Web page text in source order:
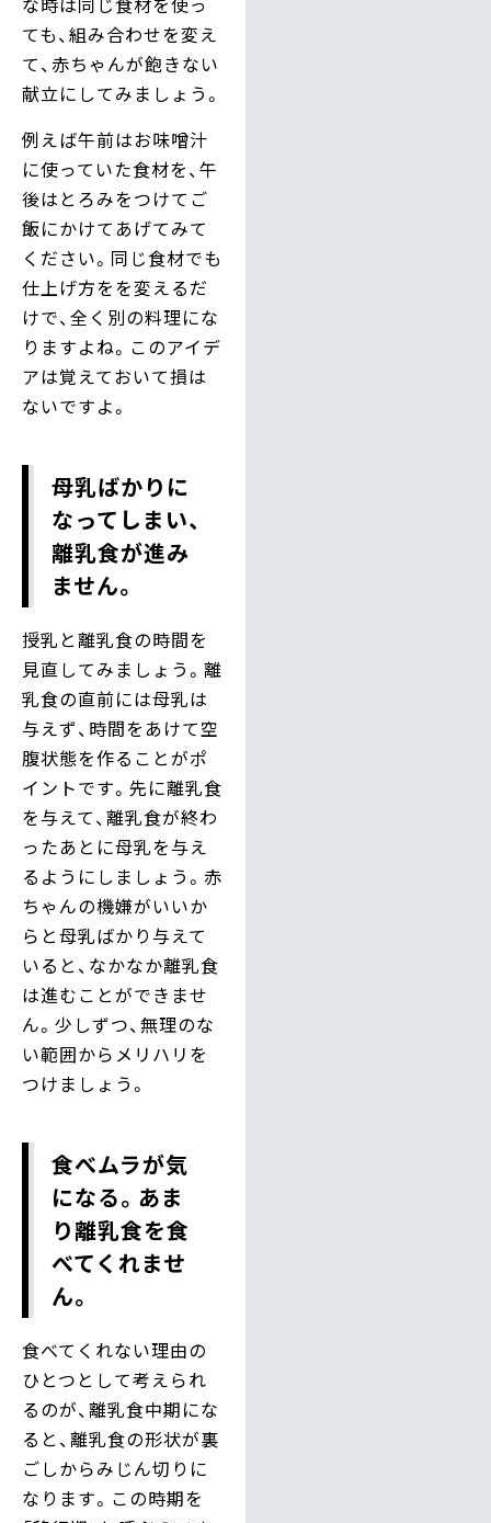
ても、組み合わせを変え
て、赤ちゃんが飽きない
献立にしてみましょう。
例えば午前はお味噌汁
に使っていた食材を、午
後はとろみをつけてご
飯にかけてあげてみて
ください。同じ食材でも
仕上げ方をを変えるだ
けで、全く別の料理にな
りますよね。このアイデ
アは覚えておいて損は
ないですよ。
母乳ばかりに
なってしまい、
離乳食が進み
ません。
授乳と離乳食の時間を
見直してみましょう。離
乳食の直前には母乳は
与えず、時間をあけて空
腹状態を作ることがポ
イントです。先に離乳食
を与えて、離乳食が終わ
ったあとに母乳を与え
るようにしましょう。赤
ちゃんの機嫌がいいか
らと母乳ばかり与えて
いると、なかなか離乳食
は進むことができませ
ん。少しずつ、無理のな
い範囲からメリハリを
つけましょう。
食べムラが気
になる。あま
り離乳食を食
べてくれませ
ん。
食べてくれない理由の
ひとつとして考えられ
るのが、離乳食中期にな
ると、離乳食の形状が裏
ごしからみじん切りに
なります。この時期を